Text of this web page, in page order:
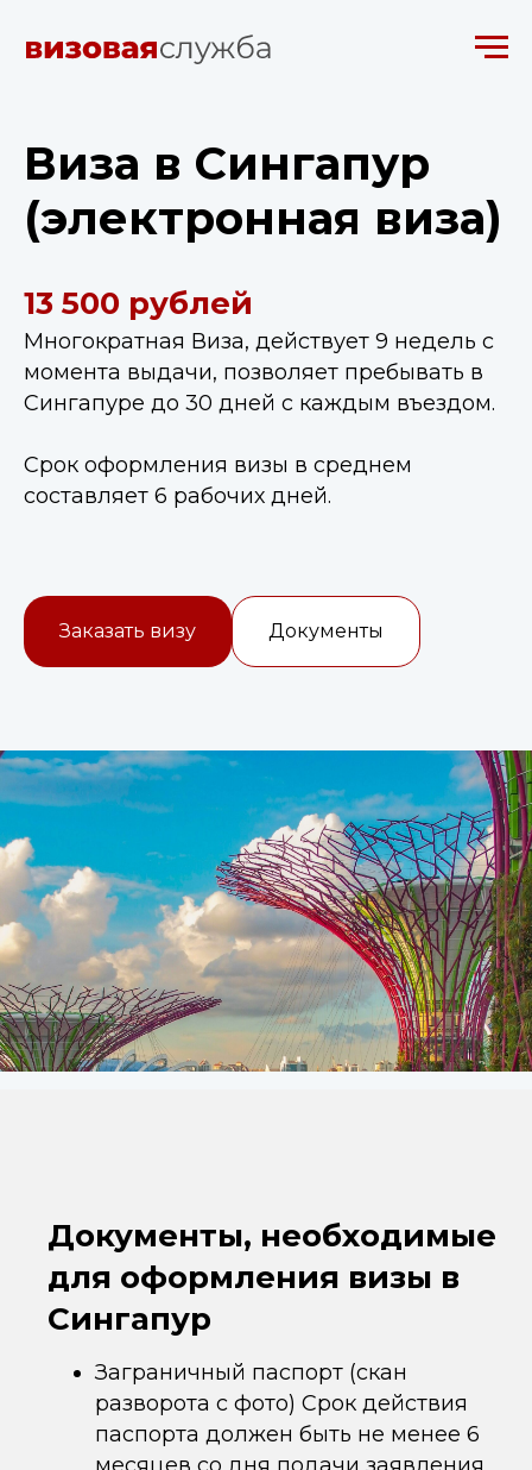
Виза в Сингапур
(электронная виза)
13 500 рублей
Многократная Виза, действует 9 недель с
момента выдачи, позволяет пребывать в
Сингапуре до 30 дней с каждым въездом.
Срок оформления визы в среднем
составляет 6 рабочих дней.
Заказать визу Документы
Документы, необходимые
для оформления визы в
Сингапур
Заграничный паспорт (скан
разворота с фото) Срок действия
паспорта должен быть не менее 6
месяцев со дня подачи заявления